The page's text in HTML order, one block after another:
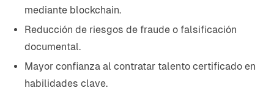
mediante blockchain.
Reducción de riesgos de fraude o falsificación
documental.
Mayor confianza al contratar talento certificado en
habilidades clave.